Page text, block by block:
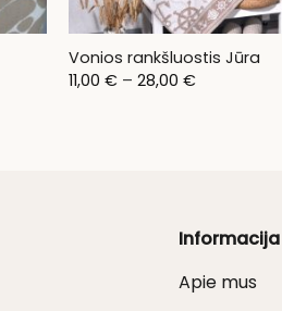
Vonios rankšluostis Jūra
11,00 € – 28,00 €Price
Informacija
Apie mus